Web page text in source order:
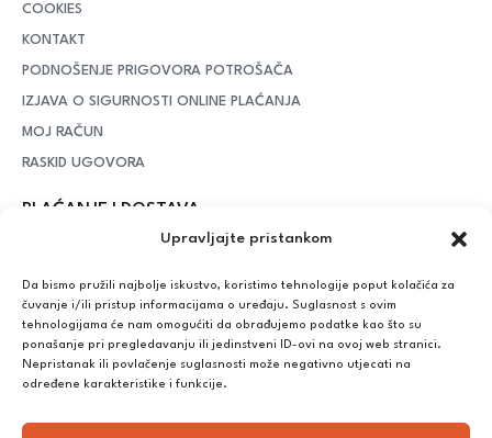
Upravljajte pristankom
Da bismo pružili najbolje iskustvo, koristimo tehnologije poput kolačića za
čuvanje i/ili pristup informacijama o uređaju. Suglasnost s ovim
tehnologijama će nam omogućiti da obrađujemo podatke kao što su
ponašanje pri pregledavanju ili jedinstveni ID-ovi na ovoj web stranici.
Nepristanak ili povlačenje suglasnosti može negativno utjecati na
određene karakteristike i funkcije.
COOKIES
KONTAKT
PODNOŠENJE PRIGOVORA POTROŠAČA
IZJAVA O SIGURNOSTI ONLINE PLAĆANJA
MOJ RAČUN
RASKID UGOVORA
PLAĆANJE I DOSTAVA
– iznad potrošenih 55 eura dostava je
Plaćanje:
Bankovna transakcija, plaćanje prilikom preuzimanja, CorvusPay